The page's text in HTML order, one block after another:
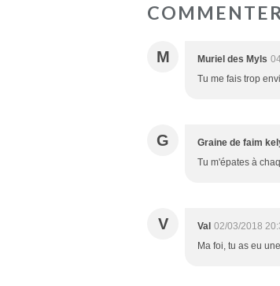
M Muriel des Myls
Tu me fais trop
G Graine de faim
Tu m'épates à
V Val 02/03/2018
Ma foi, tu as eu